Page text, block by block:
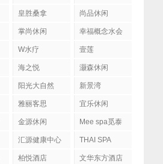
皇胜桑拿 尚品休闲
掌尚休闲 幸福概念水会
W水疗 壹莲
海之悦 灏森休闲
阳光大自然 新景湾
雅丽客思 宜乐休闲
金源休闲
Mee spa觅泰
汇源健康中心 THAI SPA
柏悦酒店 文华东方酒店